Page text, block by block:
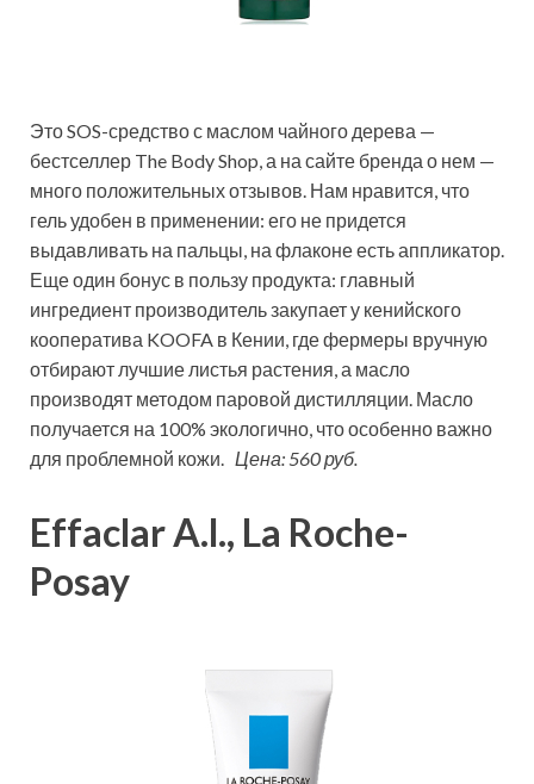
Это SOS-средство с маслом чайного дерева —
бестселлер The Body Shop, а на сайте бренда о нем —
много положительных отзывов. Нам нравится, что
гель удобен в применении: его не придется
выдавливать на пальцы, на флаконе есть аппликатор.
Еще один бонус в пользу продукта: главный
ингредиент производитель закупает у кенийского
кооператива KOOFA в Кении, где фермеры вручную
отбирают лучшие листья растения, а масло
производят методом паровой дистилляции. Масло
получается на 100% экологично, что особенно важно
для проблемной кожи. Цена: 560 руб.
Effaclar A.l., La Roche-
Posay